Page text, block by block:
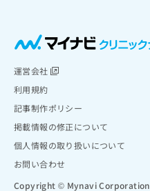
運営会社
利用規約
記事制作ポリシー
掲載情報の修正について
個人情報の取り扱いについて
お問い合わせ
Copyright © Mynavi Corporation